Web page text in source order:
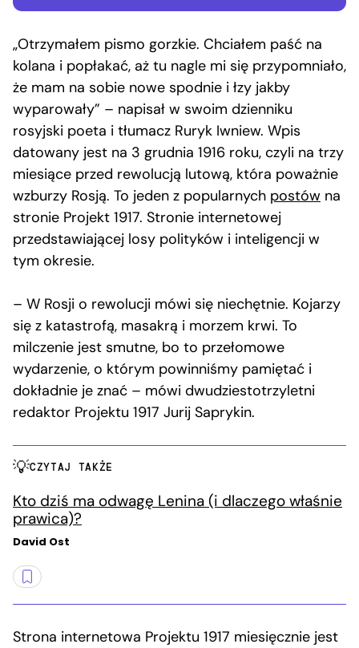
„Otrzymałem pismo gorzkie. Chciałem paść na
kolana i popłakać, aż tu nagle mi się przypomniało,
że mam na sobie nowe spodnie i łzy jakby
wyparowały” – napisał w swoim dzienniku
rosyjski poeta i tłumacz Ruryk Iwniew. Wpis
datowany jest na 3 grudnia 1916 roku, czyli na trzy
miesiące przed rewolucją lutową, która poważnie
wzburzy Rosją. To jeden z popularnych postów na
stronie Projekt 1917. Stronie internetowej
przedstawiającej losy polityków i inteligencji w
tym okresie.
– W Rosji o rewolucji mówi się niechętnie. Kojarzy
się z katastrofą, masakrą i morzem krwi. To
milczenie jest smutne, bo to przełomowe
wydarzenie, o którym powinniśmy pamiętać i
dokładnie je znać – mówi dwudziestotrzyletni
redaktor Projektu 1917 Jurij Saprykin.
CZYTAJ TAKŻE
Kto dziś ma odwagę Lenina (i dlaczego właśnie
prawica)?
David Ost
Strona internetowa Projektu 1917 miesięcznie jest